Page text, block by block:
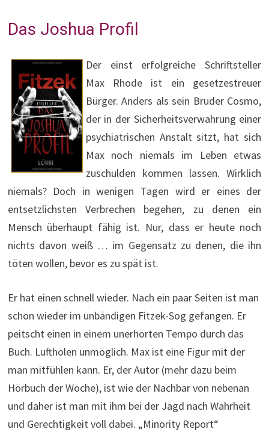
Das Joshua Profil
Der einst erfolgreiche Schriftsteller
Max Rhode ist ein gesetzestreuer
Bürger. Anders als sein Bruder Cosmo,
der in der Sicherheitsverwahrung einer
psychiatrischen Anstalt sitzt, hat sich
Max noch niemals im Leben etwas
zuschulden kommen lassen. Wirklich
niemals? Doch in wenigen Tagen wird er eines der
entsetzlichsten Verbrechen begehen, zu denen ein
Mensch überhaupt fähig ist. Nur, dass er heute noch
nichts davon weiß … im Gegensatz zu denen, die ihn
töten wollen, bevor es zu spät ist.
Er hat einen schnell wieder. Nach ein paar Seiten ist man
schon wieder im unbändigen Fitzek-Sog gefangen. Er
peitscht einen in einem unerhörten Tempo durch das
Buch. Luftholen unmöglich. Max ist eine Figur mit der
man mitfühlen kann. Er, der Autor (mehr dazu beim
Hörbuch der Woche), ist wie der Nachbar von nebenan
und daher ist man mit ihm bei der Jagd nach Wahrheit
und Gerechtigkeit voll dabei. „Minority Report“